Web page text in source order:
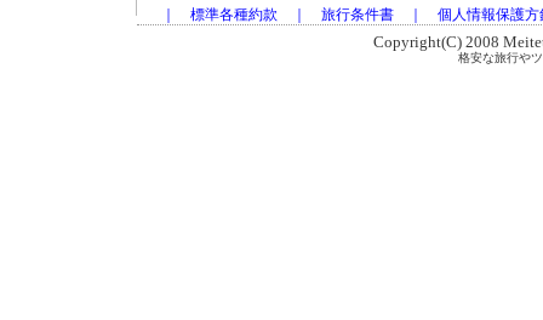
標準各種約款 旅行条件書｜ 個人情報保護方
Copyright(C) 2008
格安な旅行や